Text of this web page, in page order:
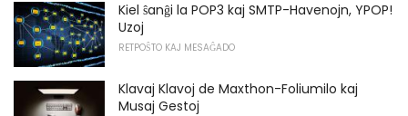
Kiel ŝanĝi la POP3 kaj SMTP-Havenojn, YPOP!
Uzoj
RETPOŜTO KAJ MESAĜADO
Klavaj Klavoj de Maxthon-Foliumilo kaj
Musaj Gestoj